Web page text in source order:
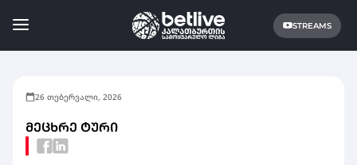
STREAMS
26 თებერვალი, 2026
ᲛᲔᲪᲮᲠᲔ ᲢᲣᲠᲘ